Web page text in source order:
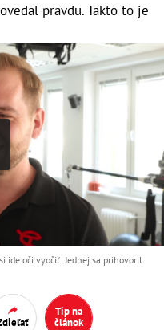
pravdu. Takto to je
ide oči vyočiť: Jednej sa prihovoril
Tip na
článok